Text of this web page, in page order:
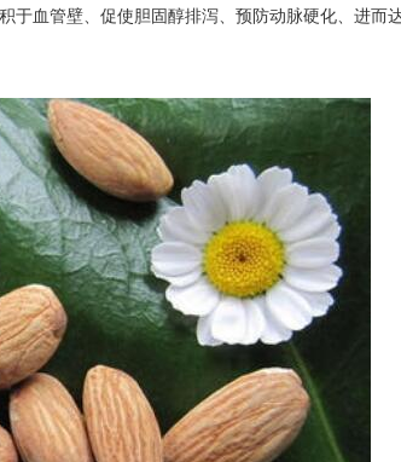
于血管壁、促使胆固醇排泻、预防动脉硬化、进而